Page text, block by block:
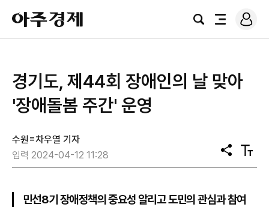
아
주
경
검
전
로
그
경기도, 제44회 장애인의 날 맞아
'장애돌봄 주간' 운영
수원=차우열 기자
입력 2024-04-12 11:28
공
유
텍
스
민선8기 장애정책의 중요성 알리고 도민의 관심과 참여